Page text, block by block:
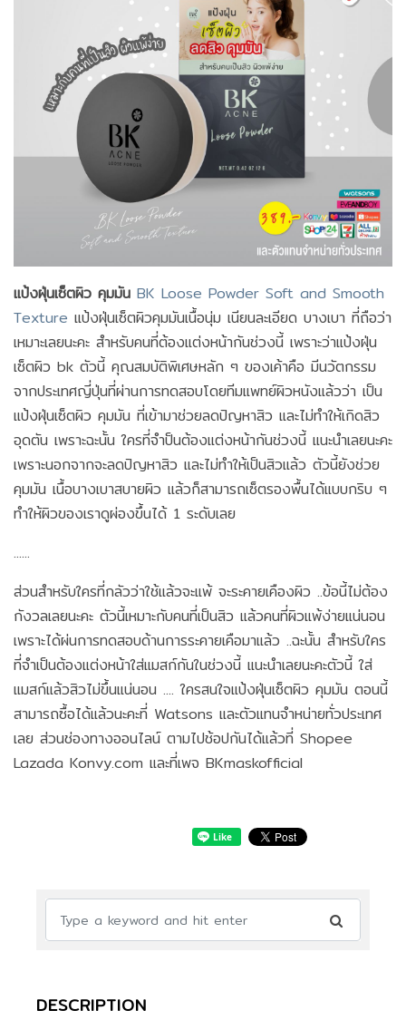
แป้งฝุ่นเซ็ตผิว คุมมัน BK Loose Powder Soft and Smooth
Texture แป้งฝุ่นเซ็ตผิวคุมมันเนื้อนุ่ม เนียนละเอียด บางเบา ที่ถือว่า
เหมาะเลยนะคะ สำหรับคนที่ต้องแต่งหน้ากันช่วงนี้ เพราะว่าแป้งฝุ่น
เซ็ตผิว bk ตัวนี้ คุณสมบัติพิเศษหลัก ๆ ของเค้าคือ มีนวัตกรรม
จากประเทศญี่ปุ่นที่ผ่านการทดสอบโดยทีมแพทย์ผิวหนังแล้วว่า เป็น
แป้งฝุ่นเซ็ตผิว คุมมัน ที่เข้ามาช่วยลดปัญหาสิว และไม่ทำให้เกิดสิว
อุดตัน เพราะฉะนั้น ใครที่จำป็นต้องแต่งหน้ากันช่วงนี้ แนะนำเลยนะคะ
เพราะนอกจากจะลดปัญหาสิว และไม่ทำให้เป็นสิวแล้ว ตัวนี้ยังช่วย
คุมมัน เนื้อบางเบาสบายผิว แล้วก็สามารถเซ็ตรองพื้นได้แบบกริบ ๆ
ทำให้ผิวของเราดูผ่องขึ้นได้ 1 ระดับเลย
......
ส่วนสำหรับใครที่กลัวว่าใช้แล้วจะแพ้ จะระคายเคืองผิว ..ข้อนี้ไม่ต้อง
กังวลเลยนะคะ ตัวนี้เหมาะกับคนที่เป็นสิว แล้วคนที่ผิวแพ้ง่ายแน่นอน
เพราะได้ผ่นการทดสอบด้านการระคายเคือมาแล้ว ..ฉะนั้น สำหรับใคร
ที่จำเป็นต้องแต่งหน้าใส่แมสก์กันในช่วงนี้ แนะนำเลยนะคะตัวนี้ ใส่
แมสก์แล้วสิวไม่ขึ้นแน่นอน .... ใครสนใจแป้งฝุ่นเซ็ตผิว คุมมัน ตอนนี้
สามารถซื้อได้แล้วนะคะที่ Watsons และตัวแทนจำหน่ายทั่วประเทศ
เลย ส่วนช่องทางออนไลน์ ตามไปช้อปกันได้แล้วที่ Shopee
Lazada Konvy.com และที่เพจ BKmaskofficial
DESCRIPTION